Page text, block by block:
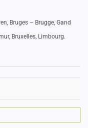
Bruges – Brugge, Gand
Bruxelles, Limbourg.